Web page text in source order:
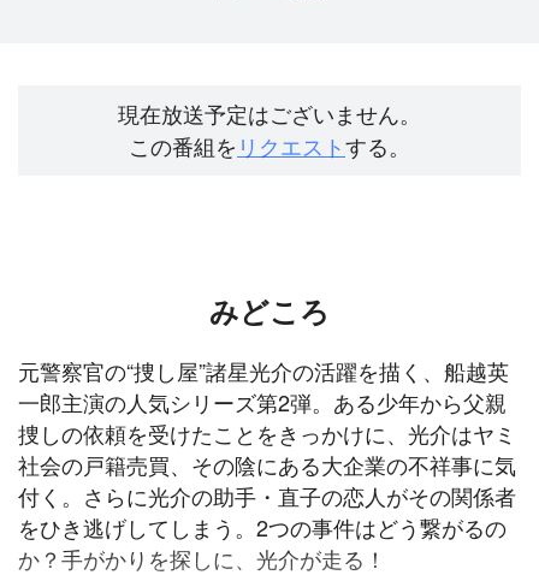
現在放送予定はございません。
この番組を リクエストする。
みどころ
元警察官の“捜し屋”諸星光介の活躍を描く、船越英
一郎主演の人気シリーズ第2弾。ある少年から父親
捜しの依頼を受けたことをきっかけに、光介はヤミ
社会の戸籍売買、その陰にある大企業の不祥事に気
付く。さらに光介の助手・直子の恋人がその関係者
をひき逃げしてしまう。2つの事件はどう繋がるの
か？手がかりを探しに、光介が走る！